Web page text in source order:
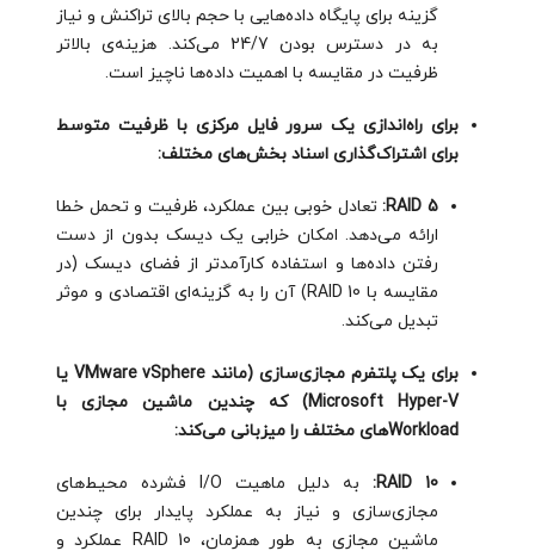
گزینه برای پایگاه داده‌هایی با حجم بالای تراکنش و نیاز
به در دسترس بودن 24/7 می‌کند. هزینه‌ی بالاتر
ظرفیت در مقایسه با اهمیت داده‌ها ناچیز است.
برای راه‌اندازی یک سرور فایل مرکزی با ظرفیت متوسط
برای اشتراک‌گذاری اسناد بخش‌های مختلف:
RAID 5:تعادل خوبی بین عملکرد، ظرفیت و تحمل خطا
ارائه می‌دهد. امکان خرابی یک دیسک بدون از دست
رفتن داده‌ها و استفاده کارآمدتر از فضای دیسک (در
مقایسه با RAID 10) آن را به گزینه‌ای اقتصادی و موثر
تبدیل می‌کند.
برای یک پلتفرم مجازی‌سازی (مانند VMware vSphere یا
Microsoft Hyper-V) که چندین ماشین مجازی با
Workloadهای مختلف را میزبانی می‌کند:
RAID 10:
به دلیل ماهیت I/O فشرده محیط‌های
مجازی‌سازی و نیاز به عملکرد پایدار برای چندین
ماشین مجازی به طور همزمان، RAID 10 عملکرد و